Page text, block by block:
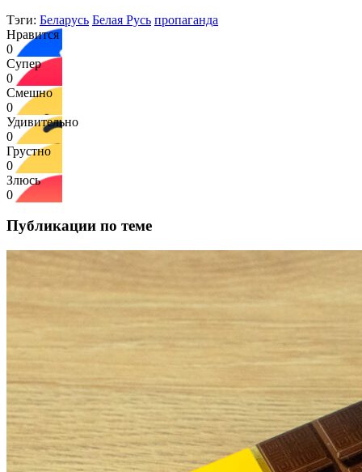
Тэги: Беларусь Белая Русь пропаганда
Нравится
0
Супер
0
Смешно
0
Удивительно
0
Грустно
0
Злюсь
0
Публикации по теме